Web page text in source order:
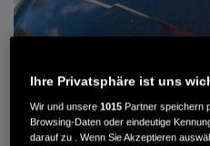
Ihre Privatsphäre ist uns
Wir und unsere1015 Partner speichern
Browsing-Daten oder eindeutige
darauf zu . Wenn Sie Akzeptieren